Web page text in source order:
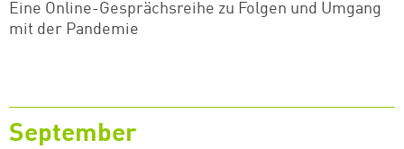
Eine Online-Gesprächsreihe zu Folgen und Umgang
mit der Pandemie
September